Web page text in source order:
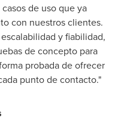
de uso que ya
con nuestros clientes.
y fiabilidad,
de concepto para
probada de ofrecer
punto de contacto."